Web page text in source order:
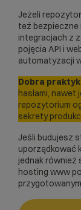
Jeżeli
też bezpieczne
integracjach z
pojęcia API i
automatyzacji
Dobra
hasłami,
repozytorium
sekrety
Jeśli budujesz
uporządkować
jednak również
hosting www